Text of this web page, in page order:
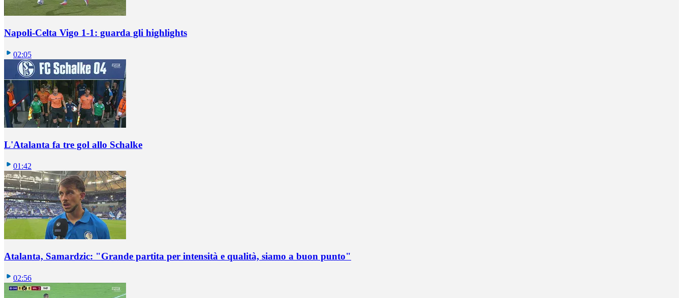
Napoli-Celta Vigo 1-1: guarda gli highlights
02:05
L'Atalanta fa tre gol allo Schalke
01:42
Atalanta, Samardzic: "Grande partita per intensità e qualità, siamo a buon punto"
02:56